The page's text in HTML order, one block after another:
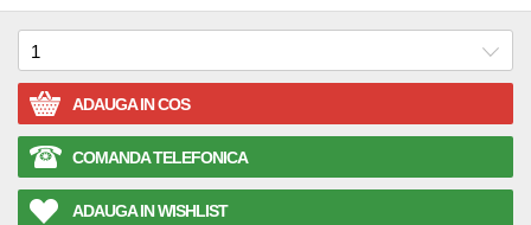
ADAUGA IN COS
COMANDA TELEFONICA
ADAUGA IN WISHLIST